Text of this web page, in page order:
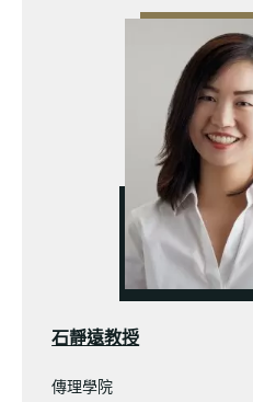
石靜遠教授
傳理學院